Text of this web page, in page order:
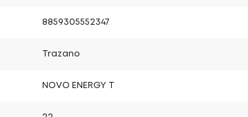
8859305552347
Trazano
NOVO ENERGY T